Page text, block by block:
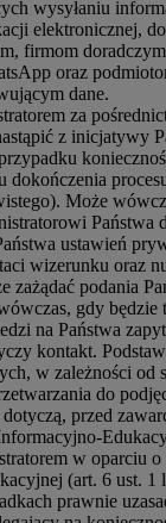
wysyłaniu
elektronicznej,
firmom
oraz
dane.
za
z inicjatywy
dokończenia
Może
Państwa
ustawień
wizerunku oraz
zażądać podania
gdy będzie
na Państwa
kontakt.
w zależności od
do
przed
w oparciu o
(art. 6 ust.
prawnie